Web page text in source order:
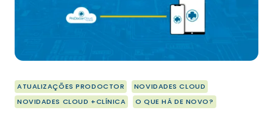
ATUALIZAÇÕES PRODOCTOR
NOVIDADES CLOUD
NOVIDADES CLOUD +CLÍNICA
O QUE HÁ DE NOVO?